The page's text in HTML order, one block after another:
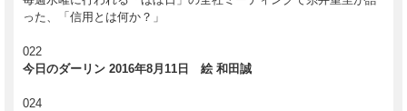
った、「信用とは何か？」
022
今日のダーリン 2016年8月11日 絵 和田誠
024